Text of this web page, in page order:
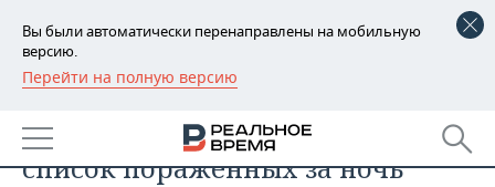
Вы были автоматически перенаправлены на мобильную
версию.
Перейти на полную версию
РЕГИОНЫ
БАШКОРТОСТАН
ТАТАРСТАН
НОВОСТИ
АНАЛИТИКА
Минобороны РФ раскрыло
список пораженных за ночь